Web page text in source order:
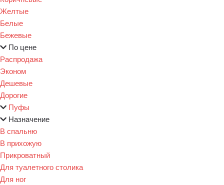
Желтые
Белые
Бежевые
По цене
Распродажа
Эконом
Дешевые
Дорогие
Пуфы
Назначение
В спальню
В прихожую
Прикроватный
Для туалетного столика
Для ног